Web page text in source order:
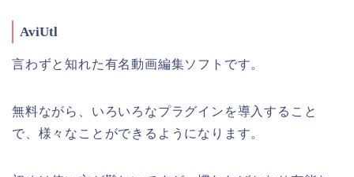
AviUtl
言わずと知れた有名動画編集ソフトです。
無料ながら、いろいろなプラグインを導入すること
で、様々なことができるようになります。